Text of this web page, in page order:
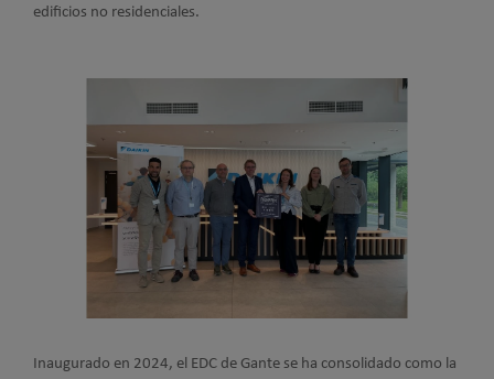
edificios no residenciales.
Inaugurado en 2024, el EDC de Gante se ha consolidado como la